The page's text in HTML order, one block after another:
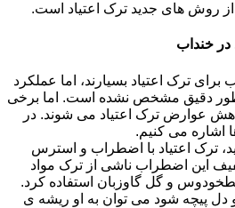
روش های جدید ترک اعتیاد است.
خنداب
ترک اعتیاد بسیارند، اما عملکرد
طور دقیق مشخص نشده است. اما برخی
عوارض ترک اعتیاد می شوند. در
اشاره می کنیم.
ترک اعتیاد با اضطراب و استرس
این اضطراب ناشی از ترک مواد
و گل گاوزبان استفاده کرد.
دل پیچه شود می توان به او ریشه ی